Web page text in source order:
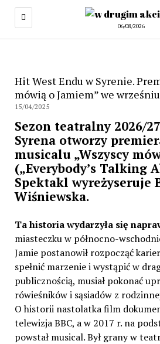
06/08/2026
Hit West Endu w Syrenie.
mówią o Jamiem” we
15/04/2025
Sezon teatralny 2026/
Syrena otworzy
musicalu „Wszyscy
(„Everybody’s Talking
Spektakl wyreżyseruje
Wiśniewska.
Ta historia wydarzyła się
miasteczku w północno-
Jamie postanowił rozpocząć
spełnić marzenie i wystąpić w
publicznością, musiał pokonać
rówieśników i sąsiadów z
O historii nastolatka film
telewizja BBC, a w 2017 r. na
powstał musical. Był grany w